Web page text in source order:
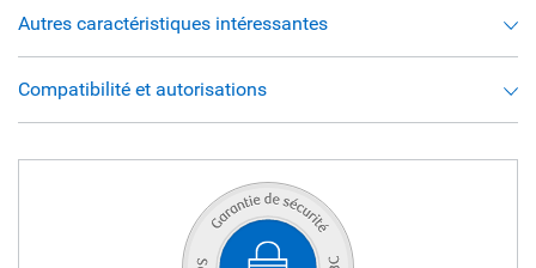
Autres caractéristiques intéressantes
Compatibilité et autorisations